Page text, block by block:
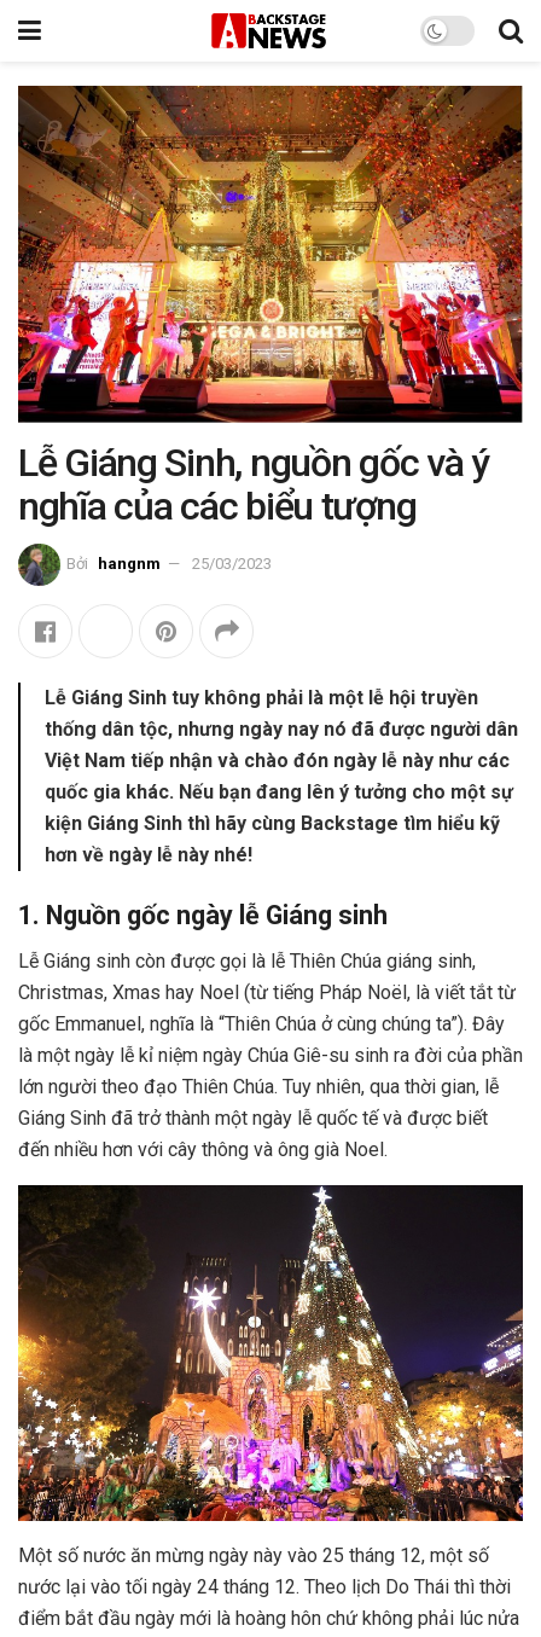
Lễ Giáng Sinh, nguồn gốc và ý
nghĩa của các biểu tượng
Bởi hangnm 25/03/2023
Lễ Giáng Sinh tuy không phải là một lễ hội truyền
thống dân tộc, nhưng ngày nay nó đã được người dân
Việt Nam tiếp nhận và chào đón ngày lễ này như các
quốc gia khác. Nếu bạn đang lên ý tưởng cho một sự
kiện Giáng Sinh thì hãy cùng Backstage tìm hiểu kỹ
hơn về ngày lễ này nhé!
1. Nguồn gốc ngày lễ Giáng sinh
Lễ Giáng sinh còn được gọi là lễ Thiên Chúa giáng sinh,
Christmas, Xmas hay Noel (từ tiếng Pháp Noël, là viết tắt từ
gốc Emmanuel, nghĩa là “Thiên Chúa ở cùng chúng ta”). Đây
là một ngày lễ kỉ niệm ngày Chúa Giê-su sinh ra đời của phần
lớn người theo đạo Thiên Chúa. Tuy nhiên, qua thời gian, lễ
Giáng Sinh đã trở thành một ngày lễ quốc tế và được biết
đến nhiều hơn với cây thông và ông già Noel.
Một số nước ăn mừng ngày này vào 25 tháng 12, một số
nước lại vào tối ngày 24 tháng 12. Theo lịch Do Thái thì thời
điểm bắt đầu ngày mới là hoàng hôn chứ không phải lúc nửa